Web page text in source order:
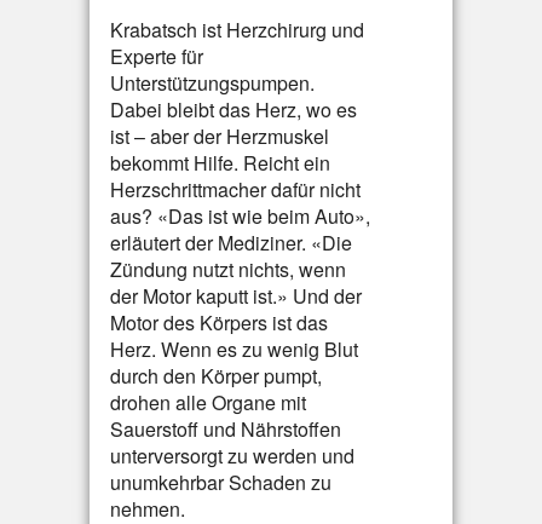
Krabatsch ist Herzchirurg und
Experte für
Unterstützungspumpen.
Dabei bleibt das Herz, wo es
ist – aber der Herzmuskel
bekommt Hilfe. Reicht ein
Herzschrittmacher dafür nicht
aus? «Das ist wie beim Auto»,
erläutert der Mediziner. «Die
Zündung nutzt nichts, wenn
der Motor kaputt ist.» Und der
Motor des Körpers ist das
Herz. Wenn es zu wenig Blut
durch den Körper pumpt,
drohen alle Organe mit
Sauerstoff und Nährstoffen
unterversorgt zu werden und
unumkehrbar Schaden zu
nehmen.